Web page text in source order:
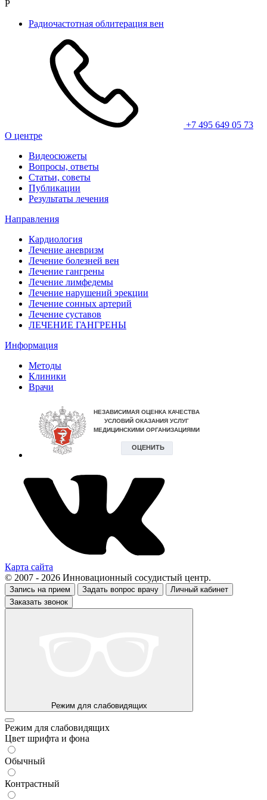
Р
Радиочастотная облитерация вен
+7 495 649 05 73
О центре
Видеосюжеты
Вопросы, ответы
Статьи, советы
Публикации
Результаты лечения
Направления
Кардиология
Лечение аневризм
Лечение болезней вен
Лечение гангрены
Лечение лимфедемы
Лечение нарушений эрекции
Лечение сонных артерий
Лечение суставов
ЛЕЧЕНИЕ ГАНГРЕНЫ
Информация
Методы
Клиники
Врачи
Карта сайта
© 2007 - 2026 Инновационный сосудистый центр.
Запись на прием Задать вопрос врачу
Личный кабинет
Заказать звонок
Режим для слабовидящих
Режим для слабовидящих
Цвет шрифта и фона
Обычный
Контрастный